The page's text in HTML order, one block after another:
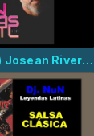
(Salsa 2026) Josean Rivera - Rumba Distinta